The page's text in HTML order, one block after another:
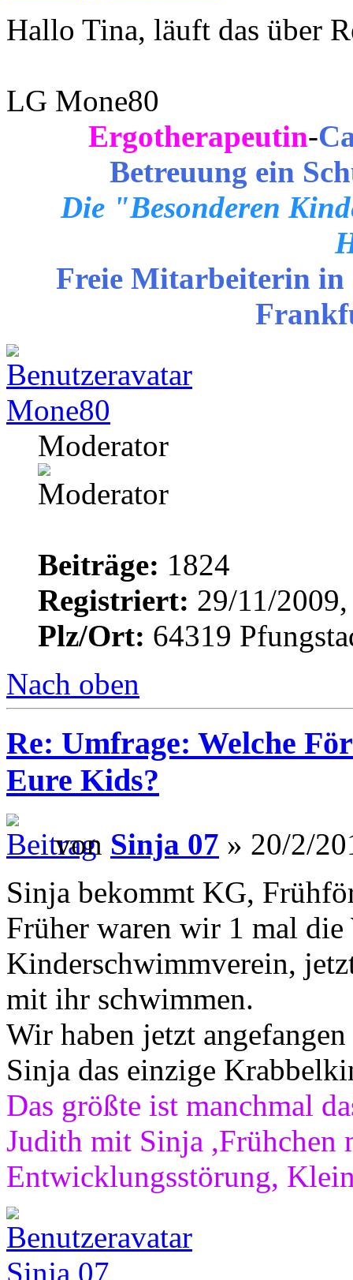
Hallo Tina, läuft das über
LG Mone80
Ergotherapeutin-
Betreuung ein
Die "Besonderen
Freie Mitarbeiterin in
Mone80
Moderator
Beiträge: 1824
Registriert: 29/11/
Plz/Ort: 64319
Nach oben
Re: Umfrage: Welche
Eure Kids?
von Sinja 07 » 20/2/
Sinja bekommt KG,
Früher waren wir 1 mal die
Kinderschwimmverein,
mit ihr schwimmen.
Wir haben jetzt
Sinja das einzige
Das größte ist manchmal
Judith mit Sinja ,Frühchen
Entwicklungsstörung,
Sinja 07